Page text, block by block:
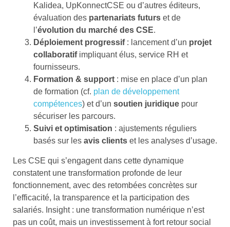
Kalidea, UpKonnectCSE ou d’autres éditeurs,
évaluation des partenariats futurs et de
l’évolution du marché des CSE.
Déploiement progressif: lancement d’un projet
collaboratifimpliquant élus, service RH et
fournisseurs.
Formation & support : mise en place d’un plan
de formation (cf. plan de développement
compétences) et d’un soutien juridique pour
sécuriser les parcours.
Suivi et optimisation : ajustements réguliers
basés sur les avis clients et les analyses d’usage.
Les CSE qui s’engagent dans cette dynamique
constatent une transformation profonde de leur
fonctionnement, avec des retombées concrètes sur
l’efficacité, la transparence et la participation des
salariés. Insight : une transformation numérique n’est
pas un coût, mais un investissement à fort retour social